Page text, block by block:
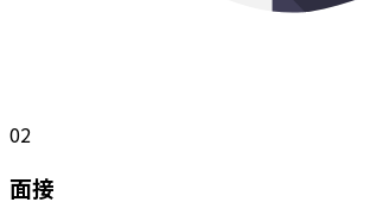
02
面接